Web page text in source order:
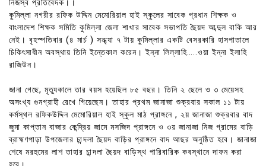
নিজস্ব প্রতিবেদক।।
কুমিল্লা নগরীর রফিক উদ্দিন মেমোরিয়াল হাই স্কুলের সাবেক প্রধান শিক্ষক ও
বাংলাদেশ শিক্ষক সমিতি কুমিল্লা জেলা শাখার সাবেক সভাপতি ছৈয়দ আব্দুল বাকি আর
নেই। বৃহস্পতিবার (৪ মার্চ ) সন্ধ্যা ৭ টায় কুমিল্লার একটি বেসরকারি হাসপাতালে
চিকিৎসাধীন অবস্থায় তিনি ইন্তেকাল করেন। ইন্না লিল্লাহি…..ওয়া ইন্না ইলাহি
রাজিউন।
জানা গেছে, মৃত্যুকালে তার বয়স হয়েছিল ৮৫ বছর। তিনি ২ ছেলে ও ৩ মেয়েসহ
অসংখ্য গুনগ্রাহী রেখে গিয়েছেন। তাহার প্রথম জানাজা শুক্রবার সকাল ১১ টায়
কর্মস্থল রফিকউদ্দিন মেমোরিয়াল হাই স্কুল মাঠ প্রাঙ্গনে , ২য় জানাজা শুক্রবার বাদ
জুমা কাপ্তান বাজার কেন্দ্রিয় জামে মসজিদ প্রাঙ্গনে ও ৩য় জানাজা নিজ গ্রামের বাড়ি
ব্রাহ্মণপাড়া উপজেলার চান্দলা ছৈয়দ বাড়ির প্রাঙ্গনে বাদ আছর অনুষ্ঠিত হবে। জানাজা
শেষে মরহুমের লাশ তাহার চান্দলা ছৈয়দ বাড়িস্থ পারিবারিক কবস্থানে দাফন করা